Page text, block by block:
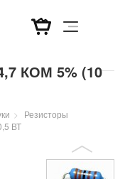
КОМ 5% (10
Резисторы
ВТ